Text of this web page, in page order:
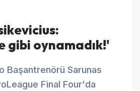
gibi oynamadık!'
Başantrenörü Sarunas
Final Four'da